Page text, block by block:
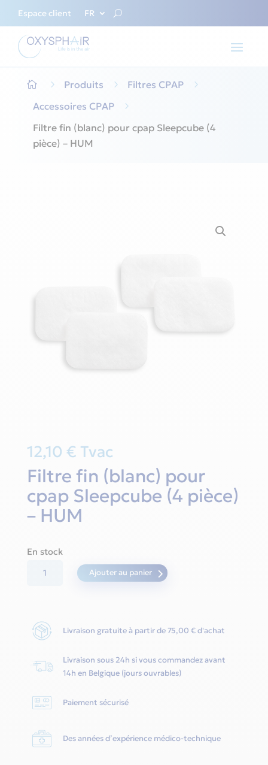
Espace client FR
 5 Produits 5 Filtres CPAP
5
Accessoires CPAP
5
Filtre fin (blanc) pour cpap Sleepcube (4
pièce) – HUM
12,10 € Tvac
Filtre fin (blanc) pour
cpap Sleepcube (4 pièce)
– HUM
En stock
quantité
(blanc)
cpap
(4
Ajouter au panier
Livraison gratuite à partir de 75,00 € d'achat
Livraison sous 24h si vous commandez avant
14h en Belgique (jours ouvrables)
Paiement sécurisé
Des années d’expérience médico-technique